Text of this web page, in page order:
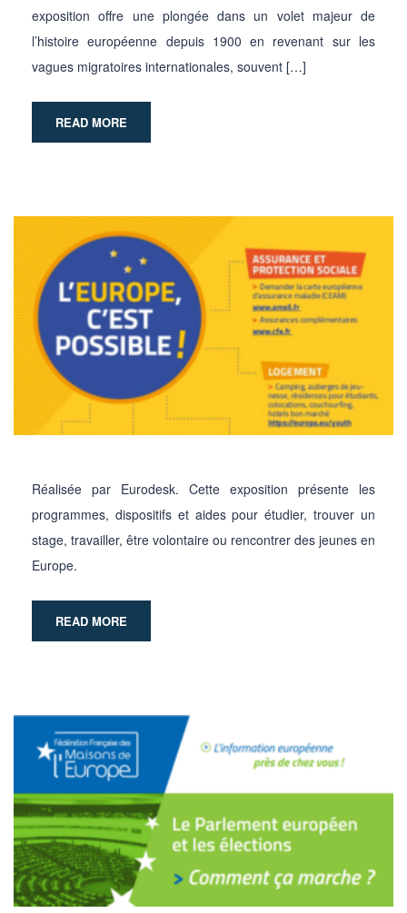
exposition offre une plongée dans un volet majeur de
l’histoire européenne depuis 1900 en revenant sur les
vagues migratoires internationales, souvent […]
READ MORE
Réalisée par Eurodesk. Cette exposition présente les
programmes, dispositifs et aides pour étudier, trouver un
stage, travailler, être volontaire ou rencontrer des jeunes en
Europe.
READ MORE